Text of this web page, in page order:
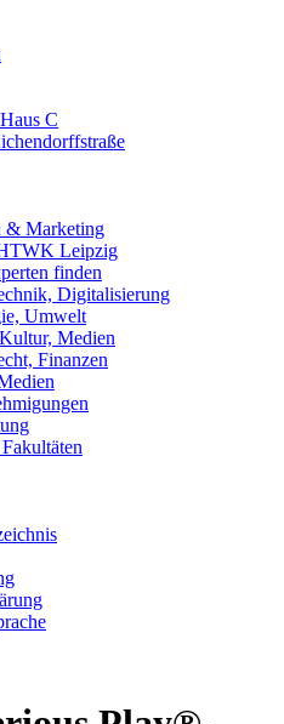
C
& Marketing
Leipzig
finden
Digitalisierung
Umwelt
Medien
Finanzen